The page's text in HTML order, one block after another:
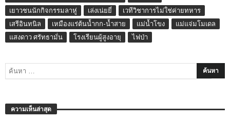
เยาวชนนักกิจกรรมลาหู่
เล่งเน่ยยี่
เวทีวิชาการไม่ใช่ค่ายทหาร
เสรีอินทนิล
เหมืองแร่ต้นน้ำกก-น้ำสาย แม่น้ำโขง
แม่แจ่มโมเดล
แสงดาว ศรัทธามั่น
โรงเรียนผู้สูงอายุ ไฟป่า
ความเห็นล่าสุด